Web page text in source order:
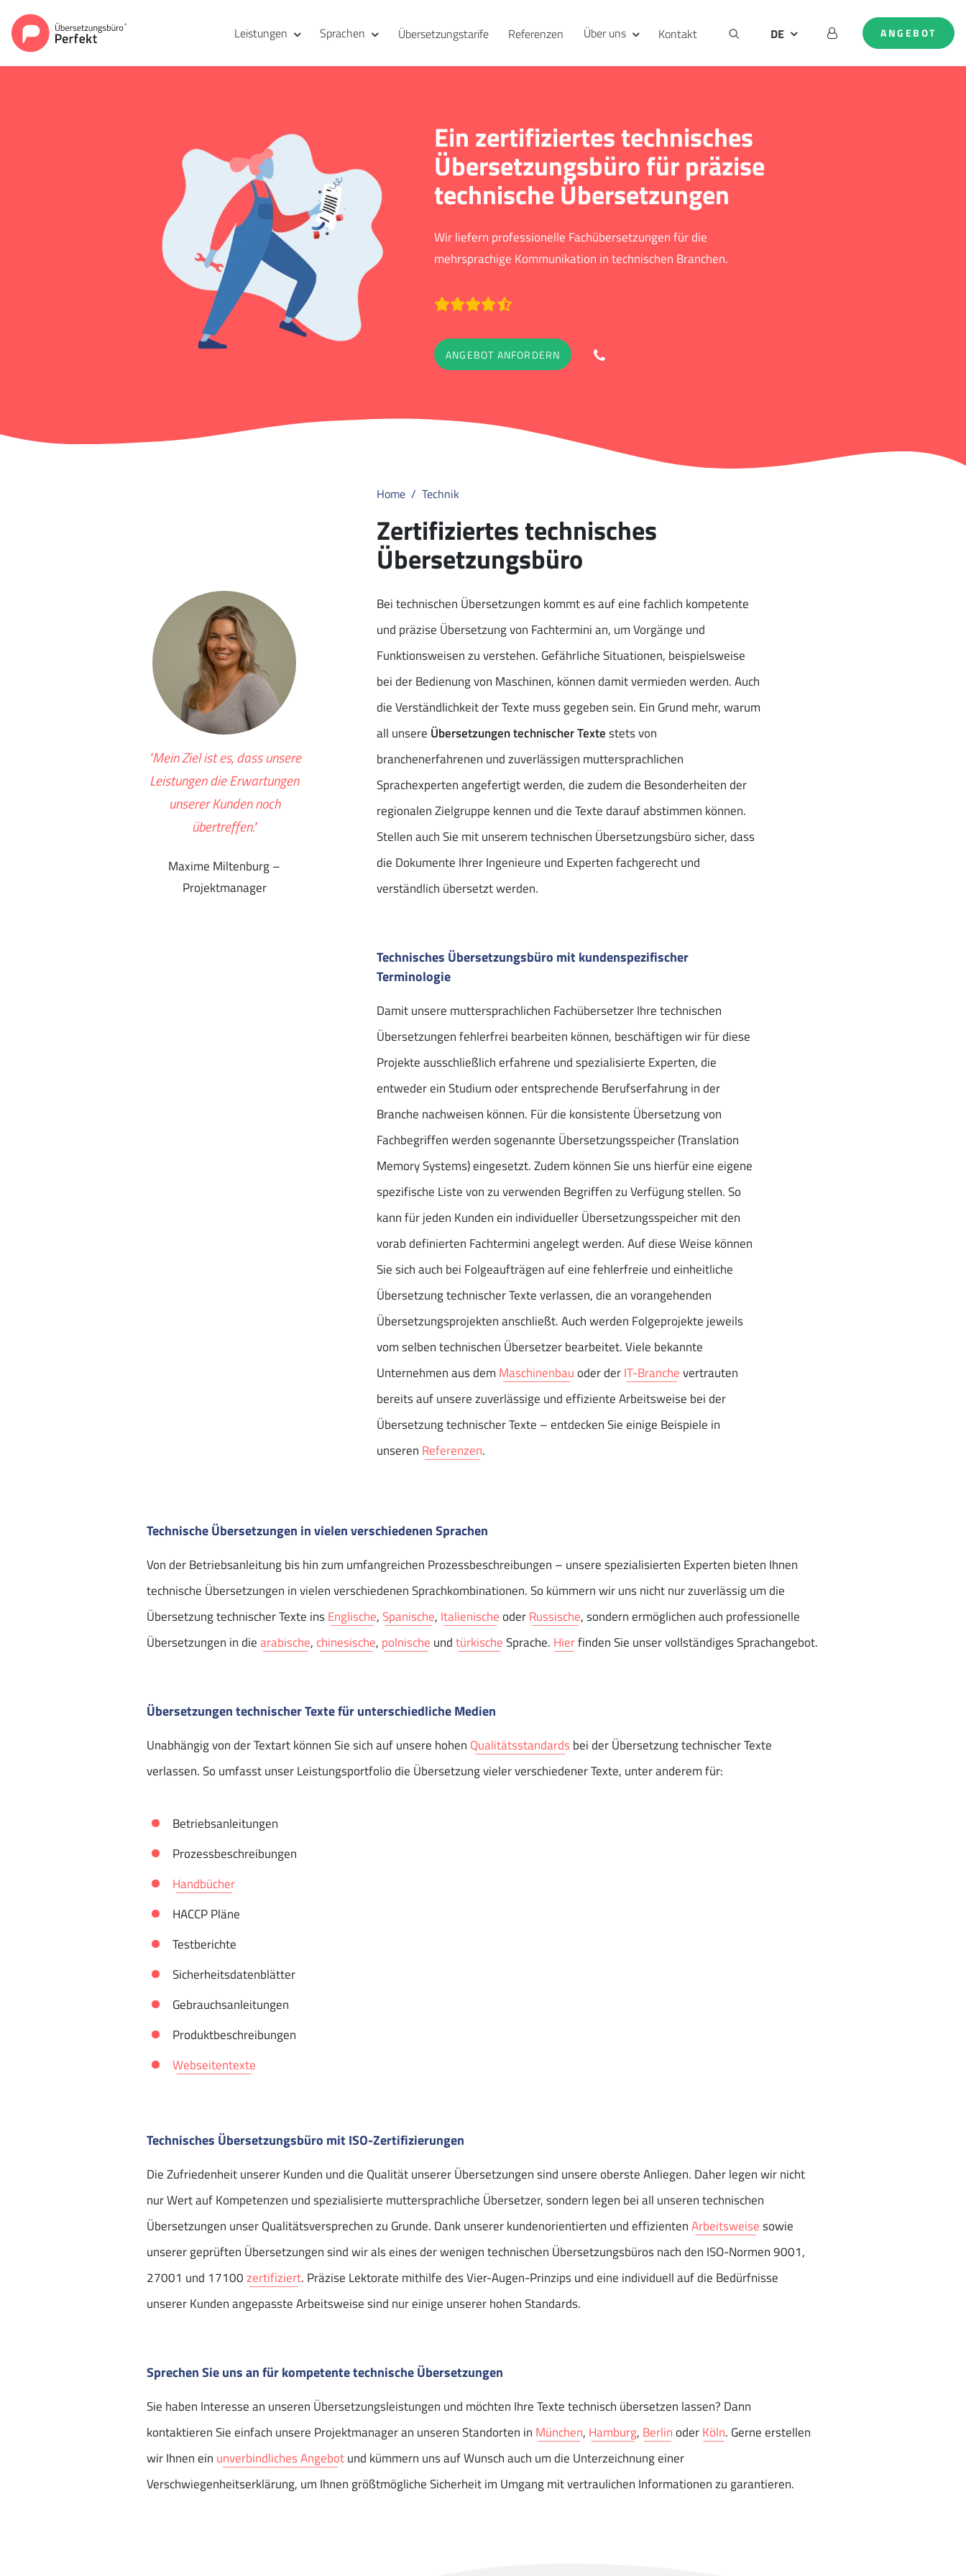
Leistungen Sprachen Übersetzungstarife Referenzen Über uns Kontakt
DE
ANGEBOT
Ein zertifiziertes technisches
Übersetzungsbüro für präzise
technische Übersetzungen
Wir liefern professionelle Fachübersetzungen für die
mehrsprachige Kommunikation in technischen Branchen.
ANGEBOT ANFORDERN
Home Technik
Zertifiziertes technisches
Übersetzungsbüro
Bei technischen Übersetzungen kommt es auf eine fachlich kompetente
und präzise Übersetzung von Fachtermini an, um Vorgänge und
Funktionsweisen zu verstehen. Gefährliche Situationen, beispielsweise
bei der Bedienung von Maschinen, können damit vermieden werden. Auch
die Verständlichkeit der Texte muss gegeben sein. Ein Grund mehr, warum
all unsere Übersetzungen technischer Textestets von
branchenerfahrenen und zuverlässigen muttersprachlichen
Sprachexperten angefertigt werden, die zudem die Besonderheiten der
regionalen Zielgruppe kennen und die Texte darauf abstimmen können.
Stellen auch Sie mit unserem technischen Übersetzungsbüro sicher, dass
die Dokumente Ihrer Ingenieure und Experten fachgerecht und
verständlich übersetzt werden.
Technisches Übersetzungsbüro mit kundenspezifischer
Terminologie
Damit unsere muttersprachlichen Fachübersetzer Ihre technischen
Übersetzungen fehlerfrei bearbeiten können, beschäftigen wir für diese
Projekte ausschließlich erfahrene und spezialisierte Experten, die
entweder ein Studium oder entsprechende Berufserfahrung in der
Branche nachweisen können. Für die konsistente Übersetzung von
Fachbegriffen werden sogenannte Übersetzungsspeicher (Translation
Memory Systems) eingesetzt. Zudem können Sie uns hierfür eine eigene
spezifische Liste von zu verwenden Begriffen zu Verfügung stellen. So
kann für jeden Kunden ein individueller Übersetzungsspeicher mit den
vorab definierten Fachtermini angelegt werden. Auf diese Weise können
Sie sich auch bei Folgeaufträgen auf eine fehlerfreie und einheitliche
Übersetzung technischer Texte verlassen, die an vorangehenden
Übersetzungsprojekten anschließt. Auch werden Folgeprojekte jeweils
vom selben technischen Übersetzer bearbeitet. Viele bekannte
Unternehmen aus dem Maschinenbauoder derIT-Branchevertrauten
bereits auf unsere zuverlässige und effiziente Arbeitsweise bei der
Übersetzung technischer Texte – entdecken Sie einige Beispiele in
unseren Referenzen.
"Mein Ziel ist es, dass unsere
Leistungen die Erwartungen
unserer Kunden noch
übertreffen."
Maxime Miltenburg –
Projektmanager
Technische Übersetzungen in vielen verschiedenen Sprachen
Von der Betriebsanleitung bis hin zum umfangreichen Prozessbeschreibungen – unsere spezialisierten Experten bieten Ihnen
technische Übersetzungen in vielen verschiedenen Sprachkombinationen. So kümmern wir uns nicht nur zuverlässig um die
Übersetzung technischer Texte insEnglische, Spanische, ItalienischeoderRussische, sondern ermöglichen auch professionelle
Übersetzungen in diearabische, chinesische, polnische undtürkischeSprache. Hierfinden Sie unser vollständiges Sprachangebot.
Übersetzungen technischer Texte für unterschiedliche Medien
Unabhängig von der Textart können Sie sich auf unsere hohen Qualitätsstandards bei der Übersetzung technischer Texte
verlassen. So umfasst unser Leistungsportfolio die Übersetzung vieler verschiedener Texte, unter anderem für:
Betriebsanleitungen
Prozessbeschreibungen
Handbücher
HACCP Pläne
Testberichte
Sicherheitsdatenblätter
Gebrauchsanleitungen
Produktbeschreibungen
Webseitentexte
Technisches Übersetzungsbüro mit ISO-Zertifizierungen
Die Zufriedenheit unserer Kunden und die Qualität unserer Übersetzungen sind unsere oberste Anliegen. Daher legen wir nicht
nur Wert auf Kompetenzen und spezialisierte muttersprachliche Übersetzer, sondern legen bei all unseren technischen
Übersetzungen unser Qualitätsversprechen zu Grunde. Dank unserer kundenorientierten und effizientenArbeitsweisesowie
unserer geprüften Übersetzungen sind wir als eines der wenigen technischen Übersetzungsbüros nach den ISO-Normen 9001,
27001 und 17100zertifiziert. Präzise Lektorate mithilfe des Vier-Augen-Prinzips und eine individuell auf die Bedürfnisse
unserer Kunden angepasste Arbeitsweise sind nur einige unserer hohen Standards.
Sprechen Sie uns an für kompetente technische Übersetzungen
Sie haben Interesse an unseren Übersetzungsleistungen und möchten Ihre Texte technisch übersetzen lassen? Dann
kontaktieren Sie einfach unsere Projektmanager an unseren Standorten in München, Hamburg, BerlinoderKöln. Gerne erstellen
wir Ihnen ein unverbindliches Angebotund kümmern uns auf Wunsch auch um die Unterzeichnung einer
Verschwiegenheitserklärung, um Ihnen größtmögliche Sicherheit im Umgang mit vertraulichen Informationen zu garantieren.